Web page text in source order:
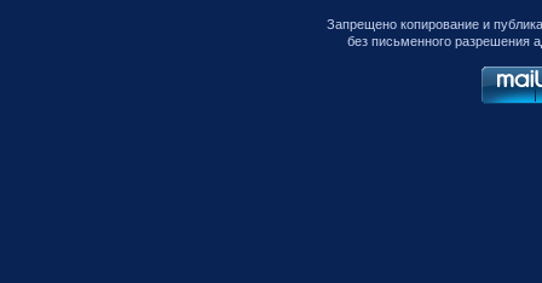
Запрещено копирование и
без письменного разрешения